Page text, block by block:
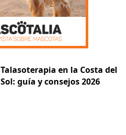
Talasoterapia en la Costa del
Sol: guía y consejos 2026